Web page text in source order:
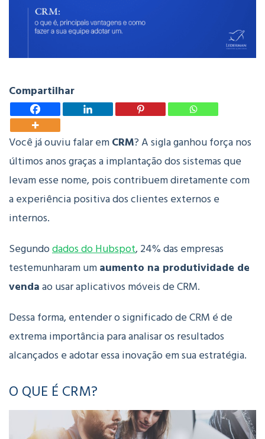
Compartilhar
Você já ouviu falar emCRM? A sigla ganhou força nos
últimos anos graças a implantação dos sistemas que
levam esse nome, pois contribuem diretamente com
a experiência positiva dos clientes externos e
internos.
Segundodados do Hubspot, 24% das empresas
testemunharam umaumento na produtividade de
vendaao usar aplicativos móveis de CRM.
Dessa forma, entender o significado de CRM é de
extrema importância para analisar os resultados
alcançados e adotar essa inovação em sua estratégia.
O QUE É CRM?